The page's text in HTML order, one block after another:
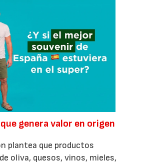
genera valor en origen
plantea que productos
oliva, quesos, vinos, mieles,